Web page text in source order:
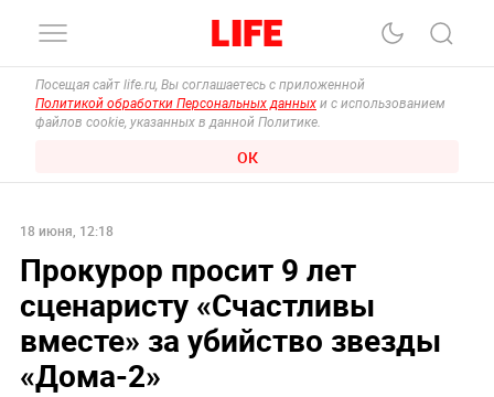
Посещая сайт life.ru, Вы соглашаетесь с приложенной
Политикой обработки Персональных данных и с использованием
файлов cookie, указанных в данной Политике.
ОК
18 июня, 12:18
Прокурор просит 9 лет
сценаристу «Счастливы
вместе» за убийство звезды
«Дома-2»